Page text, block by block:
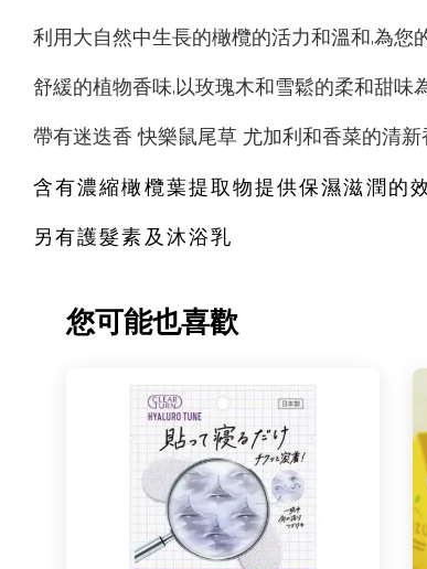
利用大自然中生長的橄欖的活力和溫和,為您
舒緩的植物香味,以玫瑰木和雪鬆的柔和甜味
帶有迷迭香 快樂鼠尾草 尤加利和香菜的清新
含有濃縮橄欖葉提取物提供保濕滋潤的
另有護髮素及沐浴乳
您可能也喜歡